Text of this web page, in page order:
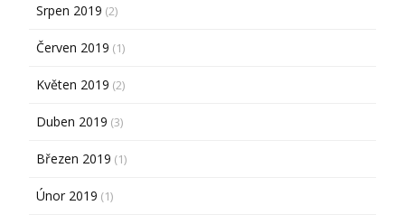
Srpen 2019 (2)
Červen 2019 (1)
Květen 2019 (2)
Duben 2019 (3)
Březen 2019 (1)
Únor 2019 (1)